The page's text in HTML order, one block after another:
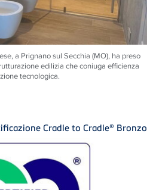
a Prignano sul Secchia (MO), ha preso
edilizia che coniuga efficienza
tecnologica.
Cradle to Cradle® Bronzo